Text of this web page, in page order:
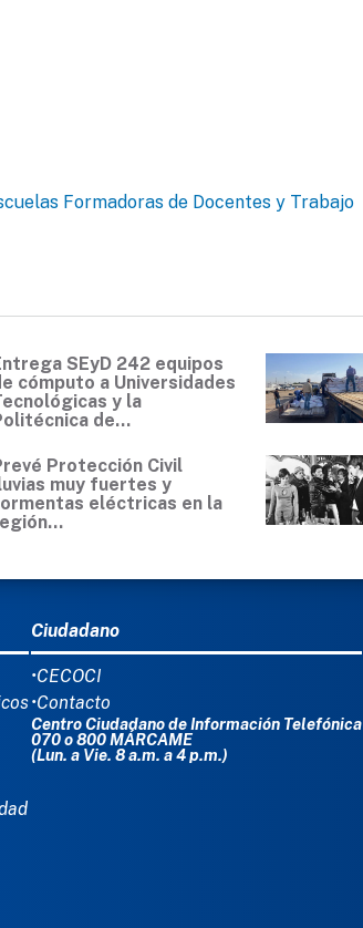
Formadoras de Docentes y Trabajo
SEyD 242 equipos
cómputo a Universidades
y la
de...
Protección Civil
muy fuertes y
eléctricas en la
Ciudadano
•CECOCI
•Contacto
Centro Ciudadano de Información Telefónica
070 o 800 MÁRCAME
(Lun. a Vie. 8 a.m. a 4 p.m.)